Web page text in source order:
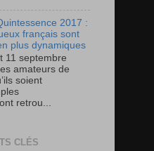
2017 :
français sont
plus dynamiques
11 septembre
amateurs de
soient
retrou...
CLÉS